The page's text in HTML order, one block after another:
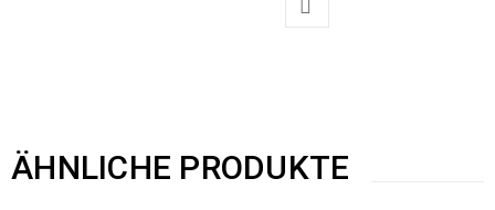
ÄHNLICHE PRODUKTE